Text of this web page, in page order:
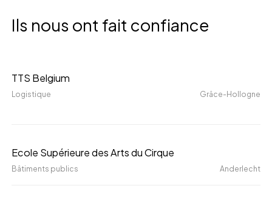
Ils nous ont fait confiance
TTS Belgium
Logistique Grâce-Hollogne
Ecole Supérieure des Arts du Cirque
Bâtiments publics Anderlecht